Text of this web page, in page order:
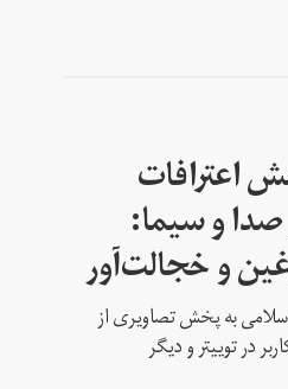
اعترافات
صدا و سیما:
و خجالت‌آور
به پخش تصاویری از
در توییتر و دیگر